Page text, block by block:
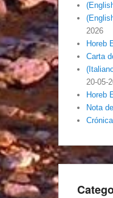
2026
Horeb
Carta
20-05-
Horeb
Nota